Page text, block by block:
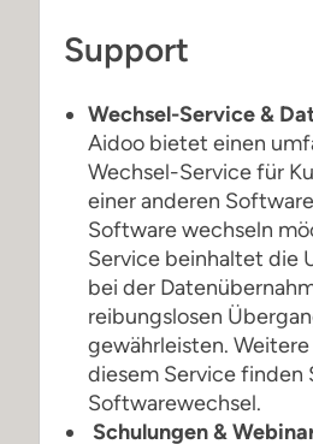
Support
Wechsel-Service &
Aidoo bietet einen
Wechsel-Service für
einer anderen
Software wechseln
Service beinhaltet die
bei der
reibungslosen
gewährleisten. Weitere
diesem Service finden
Softwarewechsel.
Schulungen &